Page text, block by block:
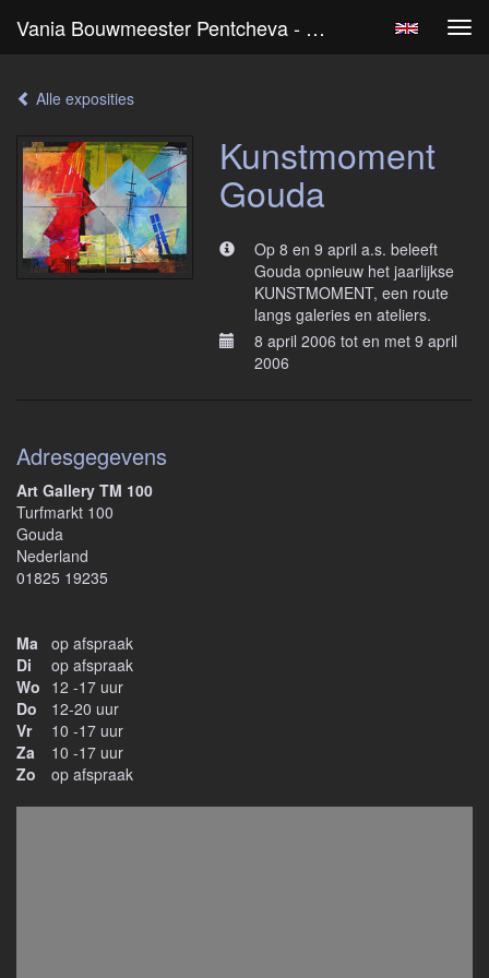
Vania Bouwmeester Pentcheva - Kunstmoment Gouda
Alle exposities
Kunstmoment
Gouda
Op 8 en 9 april a.s. beleeft
Gouda opnieuw het jaarlijkse
KUNSTMOMENT, een route
langs galeries en ateliers.
8 april 2006 tot en met 9 april
2006
Adresgegevens
Art Gallery TM 100
Turfmarkt 100
Gouda
Nederland
01825 19235
Ma op afspraak
Di
op afspraak
Wo 12 -17 uur
Do
12-20 uur
Vr
10 -17 uur
Za
10 -17 uur
Zo
op afspraak